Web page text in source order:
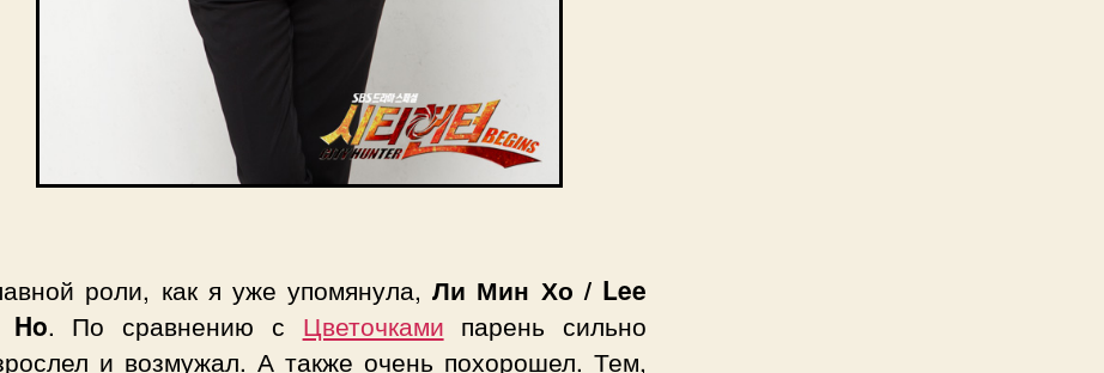
роли, как я уже упомянула,Ли Мин Хо / Lee
Ho. По сравнению с Цветочками парень сильно
и возмужал. А также очень похорошел. Тем,